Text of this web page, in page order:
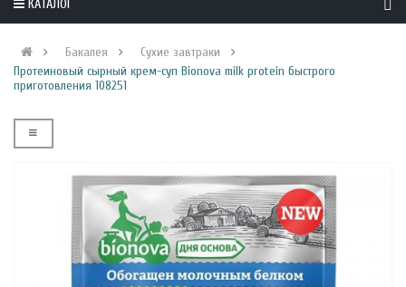
КАТАЛОГ
Бакалея
Сухие завтраки
Протеиновый сырный крем-суп Bionova milk protein быстрого
приготовления 108251